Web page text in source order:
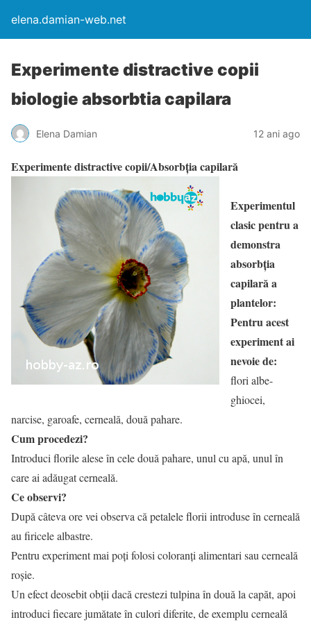
elena.damian-web.net
Experimente distractive copii
biologie absorbtia capilara
Elena Damian 12 ani ago
Experimente distractive copii/Absorbția capilară
Experimentul
clasic pentru a
demonstra
absorbția
capilară a
plantelor:
Pentru acest
experiment ai
nevoie de:
flori albe-
ghiocei,
narcise, garoafe, cerneală, două pahare.
Cum procedezi?
Introduci florile alese în cele două pahare, unul cu apă, unul în
care ai adăugat cerneală.
Ce observi?
După câteva ore vei observa că petalele florii introduse în cerneală
au firicele albastre.
Pentru experiment mai poți folosi coloranți alimentari sau cerneală
roșie.
Un efect deosebit obții dacă crestezi tulpina în două la capăt, apoi
introduci fiecare jumătate în culori diferite, de exemplu cerneală